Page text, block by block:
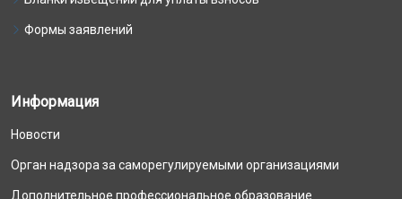
Формы заявлений
Информация
Новости
Орган надзора за саморегулируемыми организациями
Дополнительное профессиональное образование